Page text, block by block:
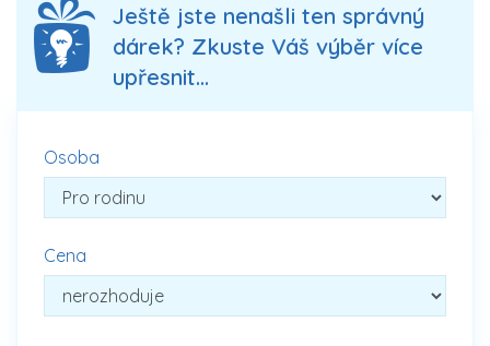
Ještě jste nenašli ten správný
dárek? Zkuste Váš výběr více
upřesnit...
Osoba
Cena